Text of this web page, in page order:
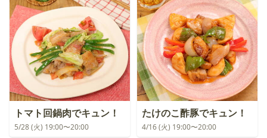
トマト回鍋肉でキュン！
5/28 (火) 19:00〜20:00
たけのこ酢豚でキュン！
4/16 (火) 19:00〜20:00